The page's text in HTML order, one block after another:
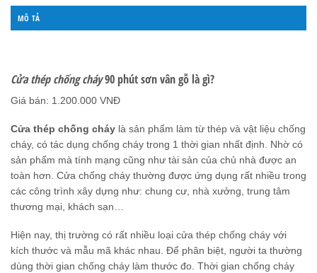
MÔ TẢ
Cửa thép chống cháy90 phút sơn vân gỗ là gì?
Giá bán: 1.200.000 VNĐ
Cửa thép chống cháy là sản phẩm làm từ thép và vật liệu chống
cháy, có tác dụng chống cháy trong 1 thời gian nhất định. Nhờ có
sản phẩm mà tính mạng cũng như tài sản của chủ nhà được an
toàn hơn. Cửa chống cháy thường được ứng dụng rất nhiều trong
các công trình xây dựng như: chung cư, nhà xưởng, trung tâm
thương mại, khách sạn…
Hiện nay, thị trường có rất nhiều loại cửa thép chống cháy với
kích thước và mẫu mã khác nhau. Để phân biệt, người ta thường
dùng thời gian chống cháy làm thước đo. Thời gian chống cháy